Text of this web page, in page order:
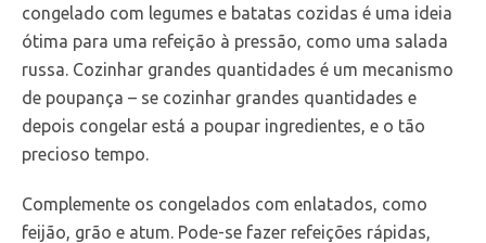
congelado com legumes e batatas cozidas é uma ideia
ótima para uma refeição à pressão, como uma salada
russa. Cozinhar grandes quantidades é um mecanismo
de poupança – se cozinhar grandes quantidades e
depois congelar está a poupar ingredientes, e o tão
precioso tempo.
Complemente os congelados com enlatados, como
feijão, grão e atum. Pode-se fazer refeições rápidas,